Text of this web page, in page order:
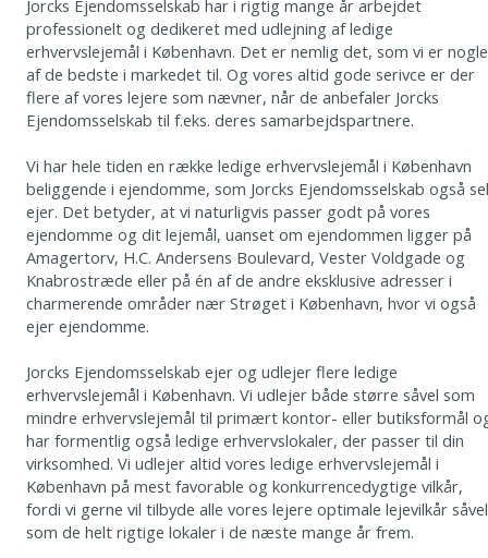
Jorcks Ejendomsselskab har i rigtig mange år arbejdet
professionelt og dedikeret med udlejning af ledige
erhvervslejemål i København. Det er nemlig det, som vi er nogle
af de bedste i markedet til. Og vores altid gode serivce er der
flere af vores lejere som nævner, når de anbefaler Jorcks
Ejendomsselskab til f.eks. deres samarbejdspartnere.
Vi har hele tiden en række ledige erhvervslejemål i København
beliggende i ejendomme, som Jorcks Ejendomsselskab også
ejer. Det betyder, at vi naturligvis passer godt på vores
ejendomme og dit lejemål, uanset om ejendommen ligger på
Amagertorv, H.C. Andersens Boulevard, Vester Voldgade og
Knabrostræde eller på én af de andre eksklusive adresser i
charmerende områder nær Strøget i København, hvor vi også
ejer ejendomme.
Jorcks Ejendomsselskab ejer og udlejer flere ledige
erhvervslejemål i København. Vi udlejer både større såvel som
mindre erhvervslejemål til primært kontor- eller butiksformål
har formentlig også ledige erhvervslokaler, der passer til din
virksomhed. Vi udlejer altid vores ledige erhvervslejemål i
København på mest favorable og konkurrencedygtige vilkår,
fordi vi gerne vil tilbyde alle vores lejere optimale lejevilkår såvel
som de helt rigtige lokaler i de næste mange år frem.